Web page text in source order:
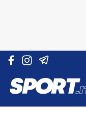
Vai al contenuto